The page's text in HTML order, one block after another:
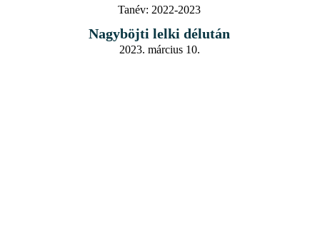
Tanév: 2022-2023
Nagyböjti lelki délután
2023. március 10.